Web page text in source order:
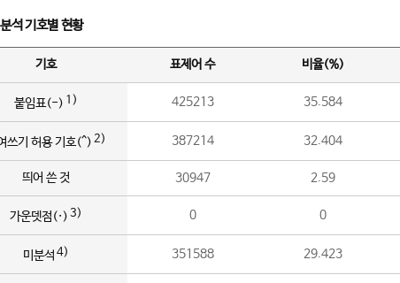
석 기호별 현황
기호 표제어 수 비율(%)
붙임표(-) 1) 425213 35.584
쓰기 허용 기호(^) 2) 387214 32.404
띄어 쓴 것 30947 2.59
가운뎃점(·) 3) 0 0
미분석 4) 351588 29.423